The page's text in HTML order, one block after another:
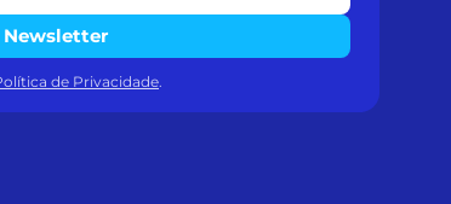
Newsletter
de Privacidade